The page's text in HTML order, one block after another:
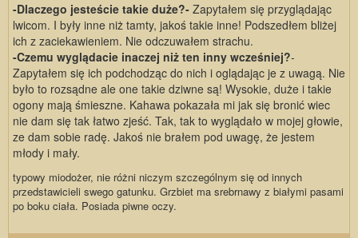
-Dlaczego jesteście takie duże?- Zapytałem się przyglądając
lwicom. I były inne niż tamty, jakoś takie inne! Podszedłem bliżej
ich z zaciekawieniem. Nie odczuwałem strachu.
-Czemu wyglądacie inaczej niż ten inny wcześniej?-
Zapytałem się ich podchodząc do nich i oglądając je z uwagą. Nie
było to rozsądne ale one takie dziwne są! Wysokie, duże i takie
ogony mają śmieszne. Kahawa pokazała mi jak się bronić wiec
nie dam się tak łatwo zjeść. Tak, tak to wyglądało w mojej głowie,
ze dam sobie radę. Jakoś nie brałem pod uwagę, że jestem
młody i mały.
typowy miodożer, nie różni niczym szczególnym się od innych
przedstawicieli swego gatunku. Grzbiet ma srebrnawy z białymi pasami
po boku ciała. Posiada piwne oczy.